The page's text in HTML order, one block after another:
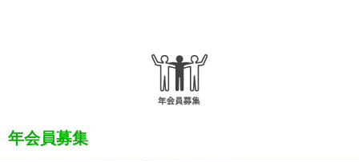
年会員募集